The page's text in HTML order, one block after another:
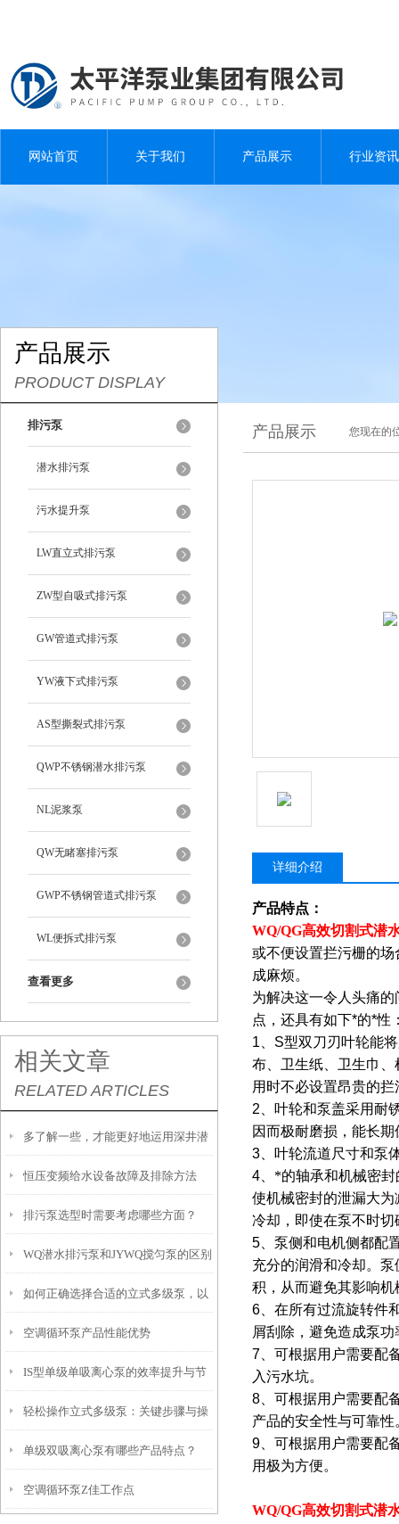
网站首页 关于我们 产品展示 行业资讯
产品展示
PRODUCT DISPLAY
排污泵
潜水排污泵
污水提升泵
LW直立式排污泵
ZW型自吸式排污泵
GW管道式排污泵
YW液下式排污泵
AS型撕裂式排污泵
QWP不锈钢潜水排污泵
NL泥浆泵
QW无睹塞排污泵
GWP不锈钢管道式排污泵
WL便拆式排污泵
查看更多
相关文章
RELATED ARTICLES
多了解一些，才能更好地运用深井潜
水泵
恒压变频给水设备故障及排除方法
排污泵选型时需要考虑哪些方面？
WQ潜水排污泵和JYWQ搅匀泵的区别
如何正确选择合适的立式多级泵，以
满足不同场所和需求的水压要求？
空调循环泵产品性能优势
IS型单级单吸离心泵的效率提升与节
能技术
轻松操作立式多级泵：关键步骤与操
作技巧全解析
单级双吸离心泵有哪些产品特点？
空调循环泵Z佳工作点
产品展示 您现在的
详细介绍
产品特点：
WQ/QG高效切割式潜
或不便设置拦污栅的
成麻烦。
为解决这一令人头痛
点，还具有如下*的*性
1
S型双刀刃叶轮能
布、卫生纸、卫生巾
用时不必设置昂贵的
2 、叶轮和泵盖采用
因而极耐磨损，能长
3 、叶轮流道尺寸和
4 、*的轴承和机械密
使机械密封的泄漏大
冷却，即使在泵不时
5 、泵侧和电机侧都
充分的润滑和冷却。
积，从而避免其影响
6 、在所有过流旋转
屑刮除，避免造成泵
7 、可根据用户需要
入污水坑。
8 、可根据用户需要
产品的安全性与可靠性
9 、可根据用户需要
用极为方便。
WQ/QG高效切割式潜